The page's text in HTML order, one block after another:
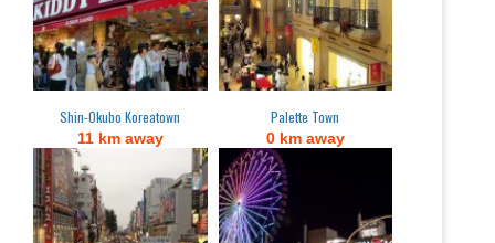
Shin-Okubo Koreatown
11 km away
Palette Town
0 km away